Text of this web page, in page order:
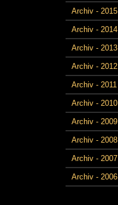
Archiv - 2015
Archiv - 2014
Archiv - 2013
Archiv - 2012
Archiv - 2011
Archiv - 2010
Archiv - 2009
Archiv - 2008
Archiv - 2007
Archiv - 2006